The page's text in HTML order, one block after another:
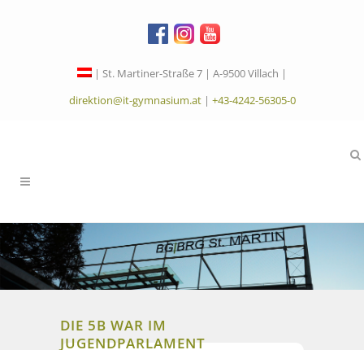
| St. Martiner-Straße 7 | A-9500 Villach |
direktion@it-gymnasium.at| +43-4242-56305-0
DIE 5B WAR IM
JUGENDPARLAMENT